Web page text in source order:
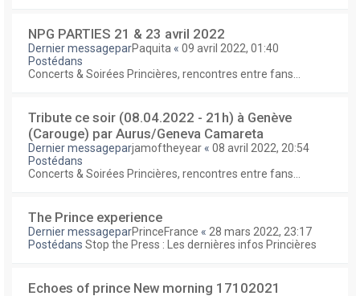
NPG PARTIES 21 & 23 avril 2022
Dernier messageparPaquita « 09 avril 2022, 01:40
Postédans
Concerts & Soirées Princières, rencontres entre fans...
Tribute ce soir (08.04.2022 - 21h) à Genève
(Carouge) par Aurus/Geneva Camareta
Dernier messageparjamoftheyear « 08 avril 2022, 20:54
Postédans
Concerts & Soirées Princières, rencontres entre fans...
The Prince experience
Dernier messageparPrinceFrance « 28 mars 2022, 23:17
Postédans Stop the Press : Les dernières infos Princières
Echoes of prince New morning 17102021